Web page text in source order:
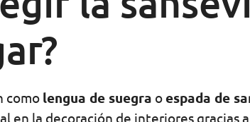
como lengua de suegra oespada de
en la decoración de interiores gracias